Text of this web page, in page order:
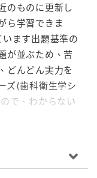
のものに更新し
ら学習できま
ます出題基準の
が並ぶため、苦
どんどん実力を
ズ(歯科衛生学シ
で、わからない
べます。※本書
生理学、生化
生学、衛生
剖学・組織発生